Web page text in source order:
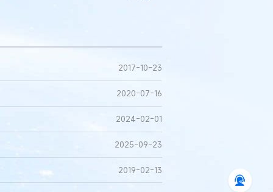
2017-10-23
2020-07-16
2024-02-01
2025-09-23
2019-02-13